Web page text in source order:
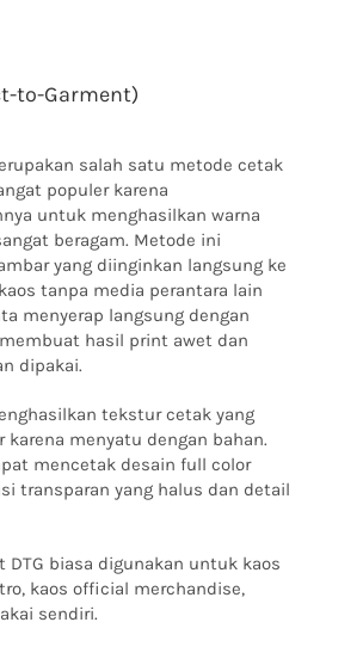
to-Garment)
salah satu metode cetak
populer karena
untuk menghasilkan warna
beragam. Metode ini
yang diinginkan langsung ke
tanpa media perantara lain
menyerap langsung dengan
hasil print awet dan
dipakai.
tekstur cetak yang
karena menyatu dengan bahan.
mencetak desain full color
transparan yang halus dan detail
DTG biasa digunakan untuk kaos
kaos official merchandise,
sendiri.